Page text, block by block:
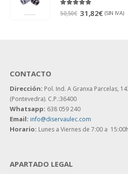
50,50€ 31,82€ (SIN IVA)
CONTACTO
Dirección: Pol. Ind. A Granxa Parcelas,
(Pontevedra). C.P.:36400
Whatsapp: 638 059 240
Email: info@diservaulec.com
Horario: Lunes a Viernes de 7:00 a
APARTADO LEGAL